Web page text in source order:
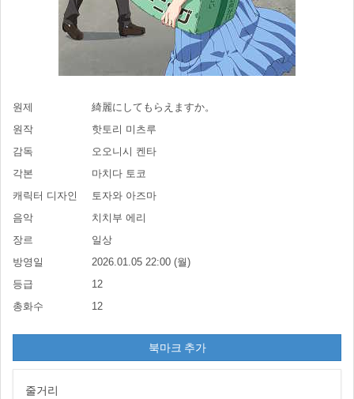
원제
綺麗にしてもらえますか。
원작
핫토리 미츠루
감독
오오니시 켄타
각본
마치다 토코
캐릭터 디자인
토자와 아즈마
음악
치치부 에리
장르
일상
방영일
2026.01.05 22:00 (월)
등급
12
총화수
12
북마크 추가
줄거리